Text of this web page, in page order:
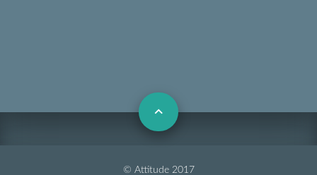
© Attitude 2017